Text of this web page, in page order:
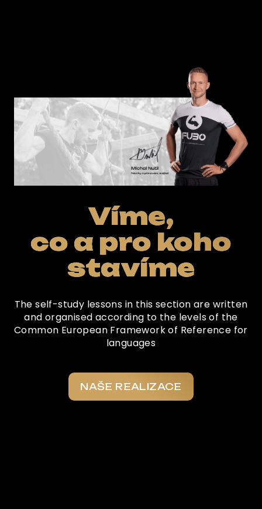
Víme,
co a pro koho
stavíme
The self-study lessons in this section are written
and organised according to the levels of the
Common European Framework of Reference for
languages
NAŠE REALIZACE